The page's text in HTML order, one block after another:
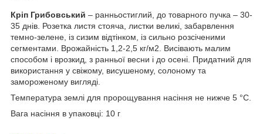
Кріп Грибовський – ранньостиглий, до товарного пучка – 30-
35 днів. Розетка листя стояча, листки великі, забарвлення
темно-зелене, із сизим відтінком, із сильно розсіченими
сегментами. Врожайність 1,2-2,5 кг/м2. Висівають малим
способом і врозкид, з ранньої весни і до осені. Придатний для
використання у свіжому, висушеному, солоному та
замороженому вигляді.
Температура землі для пророщування насіння не нижче 5 °C.
Вага насіння в упаковці: 10 г